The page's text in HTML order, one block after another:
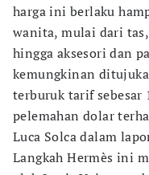
harga ini berlaku
wanita, mulai dari
hingga aksesori dan
kemungkinan
terburuk tarif sebesar
pelemahan dolar
Luca Solca dalam
Langkah Hermès ini